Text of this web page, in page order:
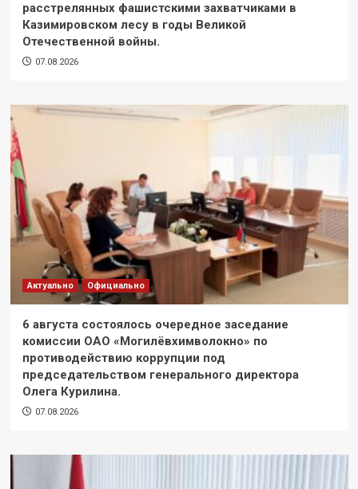
расстрелянных фашистскими захватчиками в
Казимировском лесу в годы Великой
Отечественной войны.
07.08.2026
Актуально Официально
6 августа состоялось очередное заседание
комиссии ОАО «Могилёвхимволокно» по
противодействию коррупции под
председательством генерального директора
Олега Курилина.
07.08.2026